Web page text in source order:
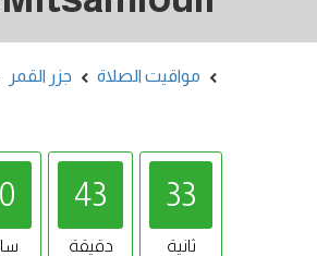
مواقيت الصلاة جزر القمر
43
دقيقة
32
ثانية